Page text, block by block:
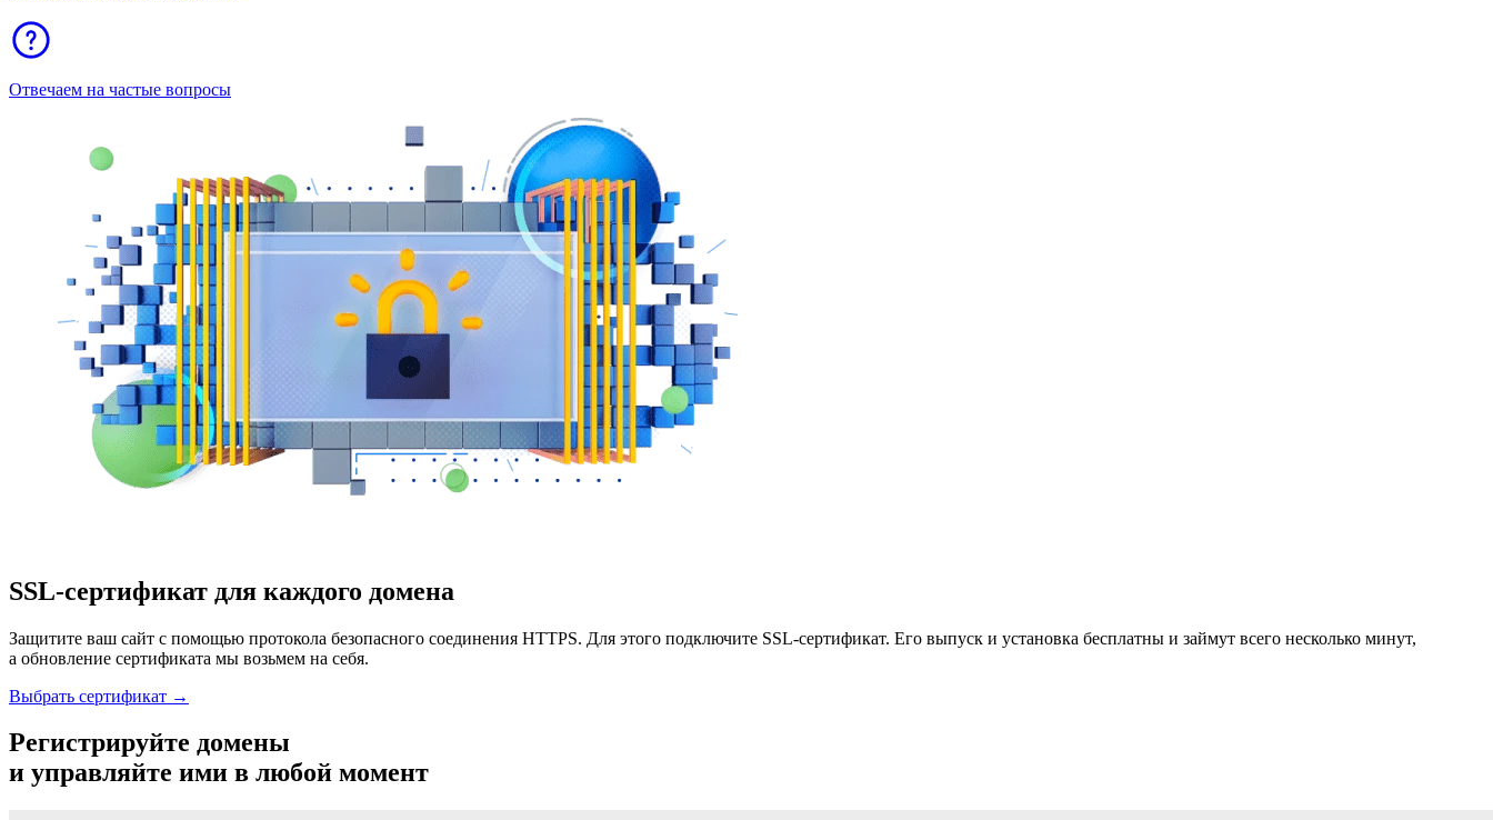
Отвечаем на частые вопросы
SSL-сертификат для каждого домена
Защитите ваш сайт с помощью протокола безопасного соединения HТТPS. Для этого подключите SSL-сертификат. Его выпуск и установка бесплатны и займут всего несколько минут,
а обновление сертификата мы возьмем на себя.
Выбрать сертификат →
Регистрируйте домены
и управляйте ими в любой момент